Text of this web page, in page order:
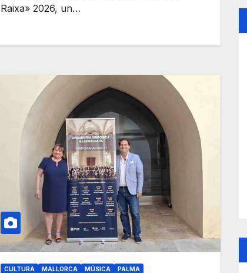
Raixa» 2026, un…
CULTURA MALLORCA MÚSICA PALMA